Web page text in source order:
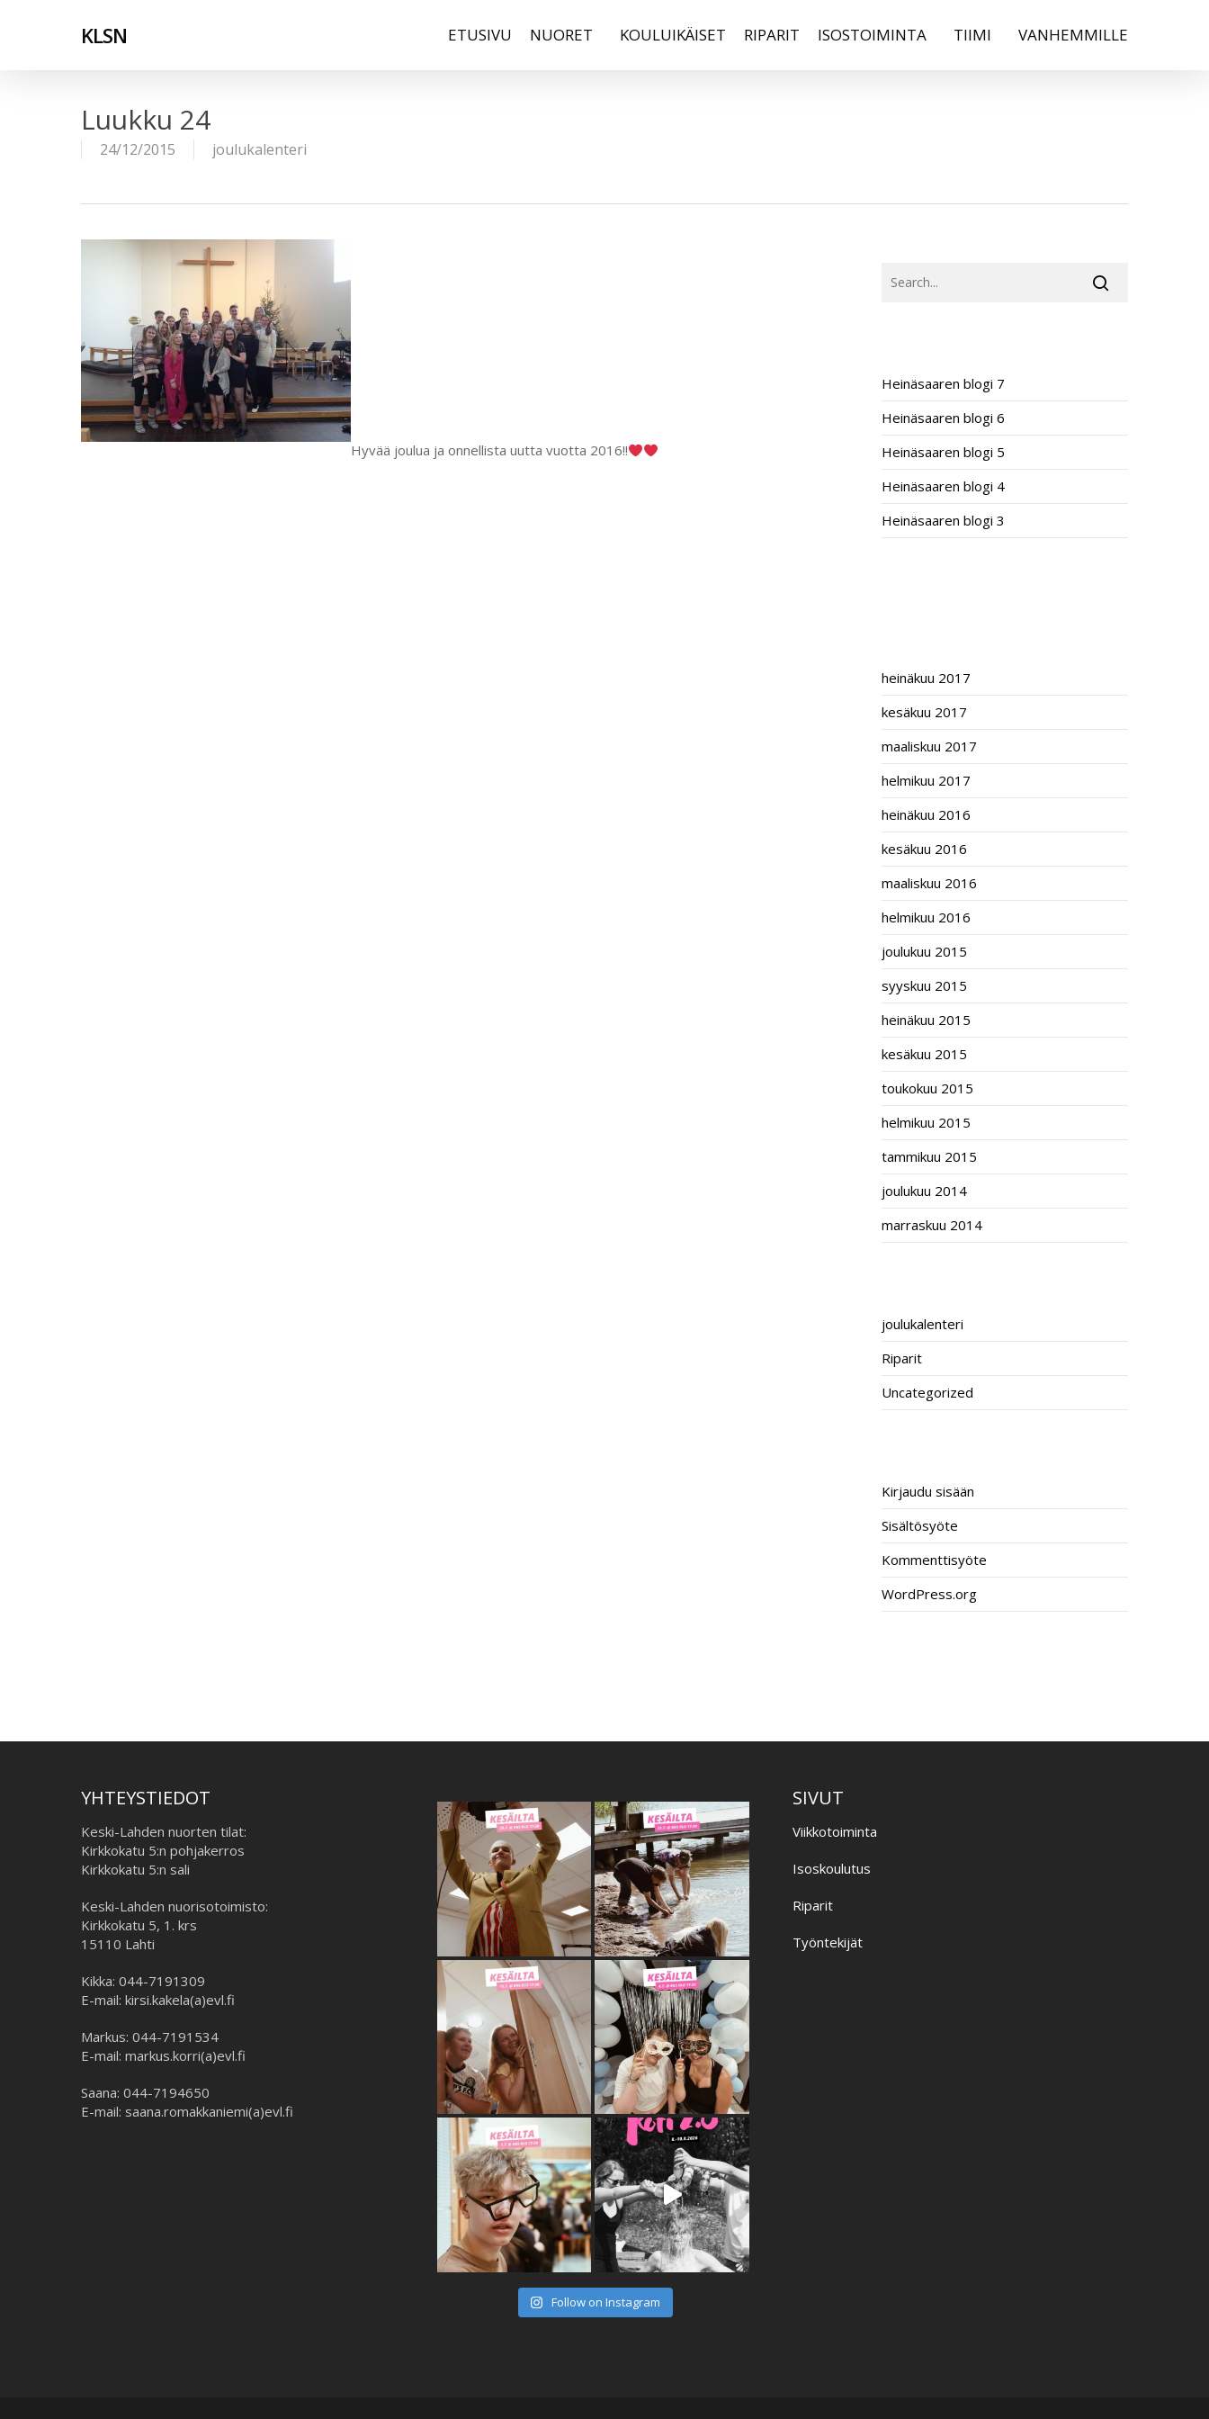
KLSN ETUSIVU NUORET KOULUIKÄISET RIPARIT ISOSTOIMINTA TIIMI VANHEMMILLE
Luukku 24
24/12/2015 joulukalenteri
Hyvää joulua ja onnellista uutta vuotta 2016!!
Heinäsaaren blogi 7
Heinäsaaren blogi 6
Heinäsaaren blogi 5
Heinäsaaren blogi 4
Heinäsaaren blogi 3
heinäkuu 2017
kesäkuu 2017
maaliskuu 2017
helmikuu 2017
heinäkuu 2016
kesäkuu 2016
maaliskuu 2016
helmikuu 2016
joulukuu 2015
syyskuu 2015
heinäkuu 2015
kesäkuu 2015
toukokuu 2015
helmikuu 2015
tammikuu 2015
joulukuu 2014
marraskuu 2014
joulukalenteri
Riparit
Uncategorized
Kirjaudu sisään
Sisältösyöte
Kommenttisyöte
WordPress.org
YHTEYSTIEDOT
Keski-Lahden nuorten tilat:
Kirkkokatu 5:n pohjakerros
Kirkkokatu 5:n sali
Keski-Lahden nuorisotoimisto:
Kirkkokatu 5, 1. krs
15110 Lahti
Kikka: 044-7191309
E-mail: kirsi.kakela(a)evl.fi
Markus: 044-7191534
E-mail: markus.korri(a)evl.fi
Saana: 044-7194650
E-mail: saana.romakkaniemi(a)evl.fi
Follow on Instagram
SIVUT
Viikkotoiminta
Isoskoulutus
Riparit
Työntekijät